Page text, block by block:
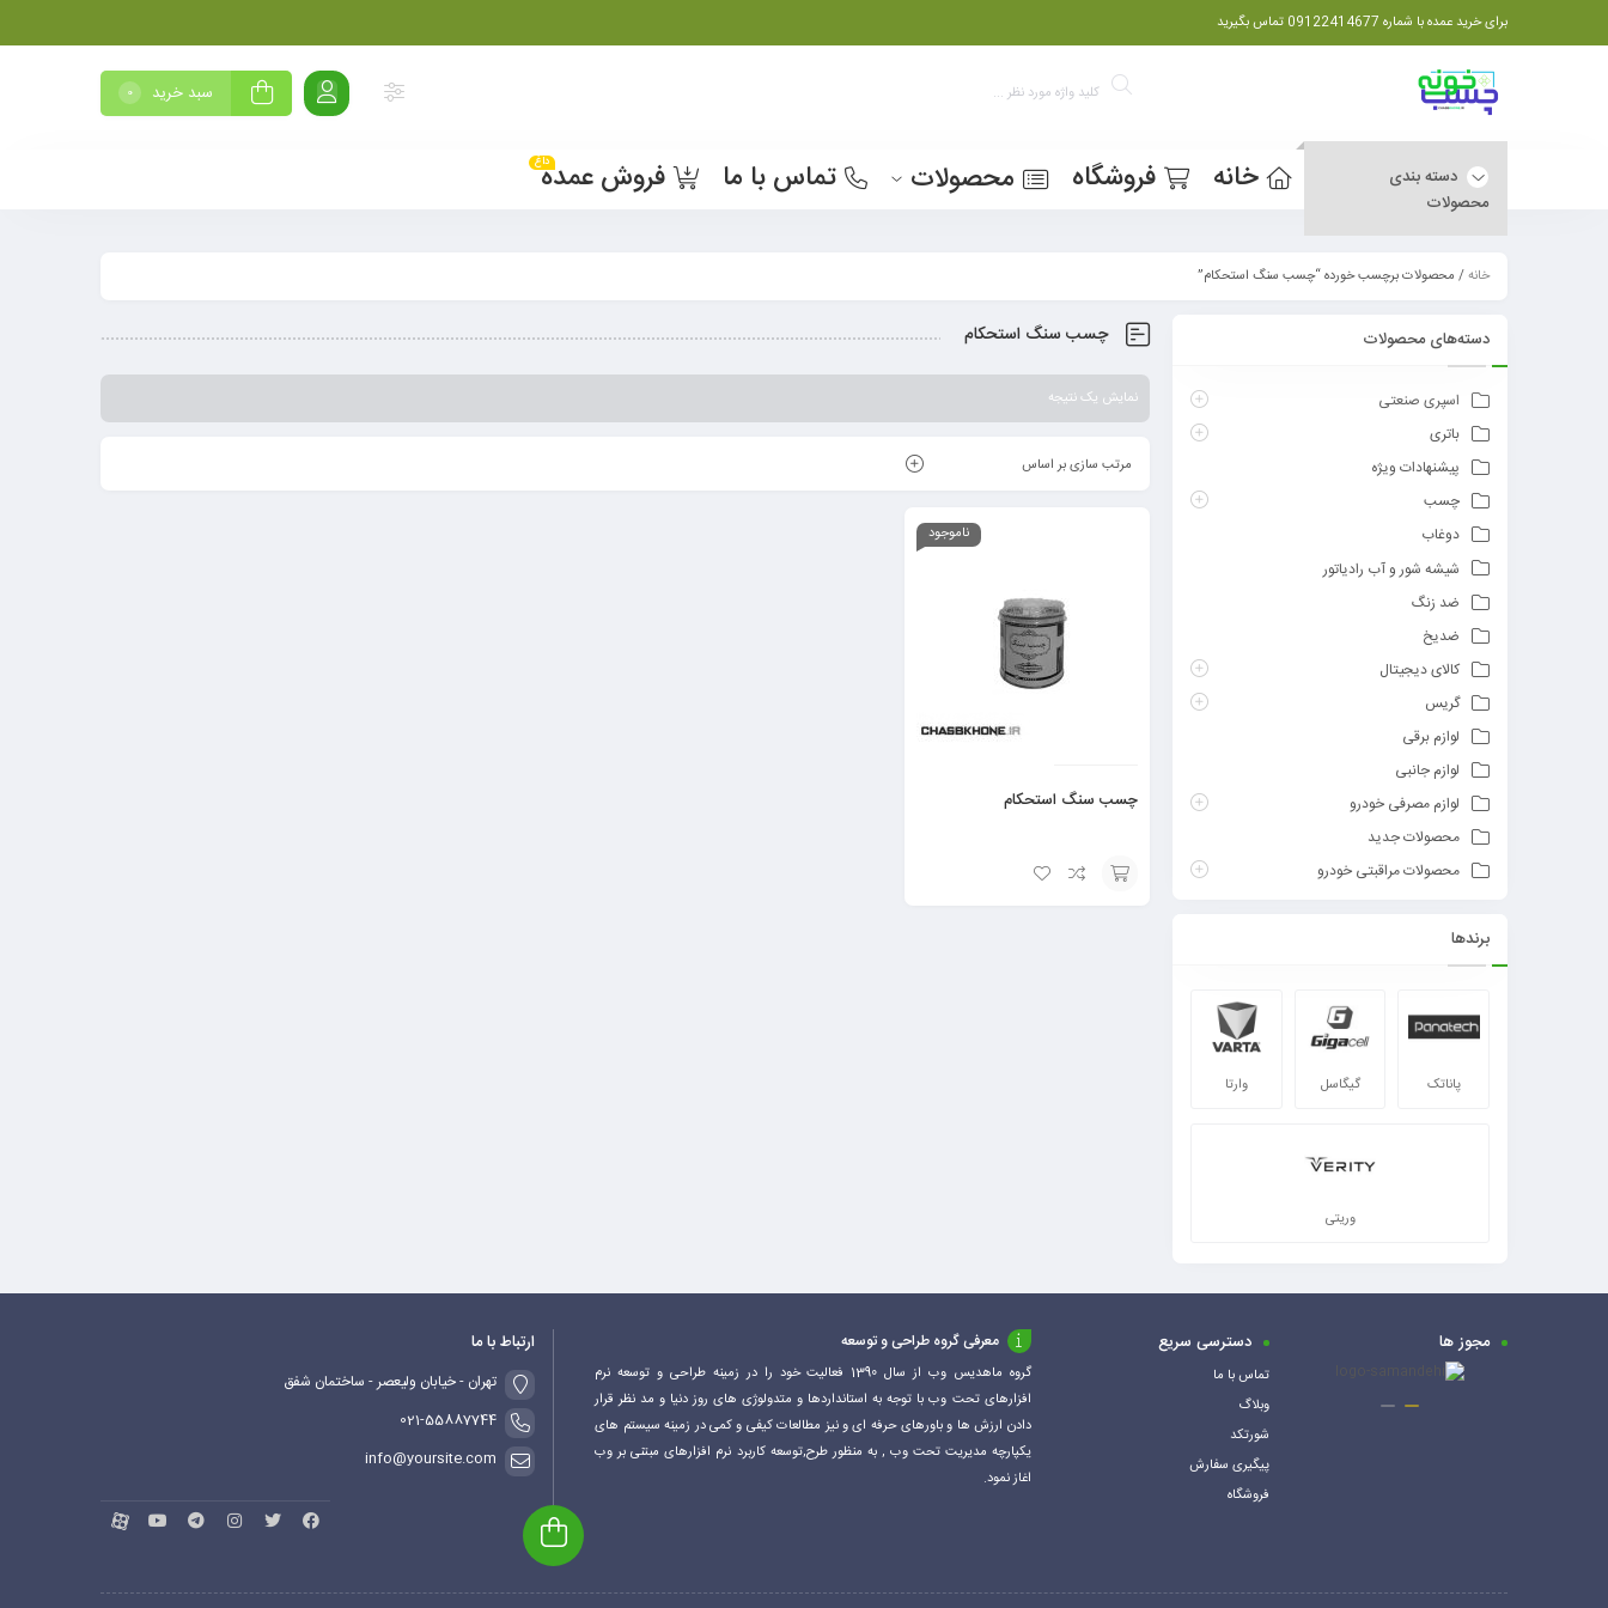
برای خرید عمده با شماره 09122414677 تماس بگیرید
سبد خرید 0
دسته بندی
محصولات
خانه فروشگاه محصولات تماس با ما فروش عمدهداغ
خانه/ محصولات برچسب خورده “چسب سنگ استحکام”
چسب سنگ استحکام
نمایش یک نتیجه
مرتب سازی بر اساس
ناموجود
چسب سنگ استحکام
دسته‌های محصولات
اسپری صنعتی
باتری
پیشنهادات ویژه
چسب
دوغاب
شیشه شور و آب رادیاتور
ضد زنگ
ضدیخ
کالای دیجیتال
گریس
لوازم برقی
لوازم جانبی
لوازم مصرفی خودرو
محصولات جدید
محصولات مراقبتی خودرو
برندها
پاناتک گیگاسل وارتا
وریتی
مجوز ها دسترسی سریع
تماس با ما
وبلاگ
شورتکد
پیگیری سفارش
فروشگاه
معرفی گروه طراحی و توسعه
گروه ماهدیس وب از سال 1390 فعالیت خود را در زمینه طراحی و توسعه نرم
افزارهای تحت وب با توجه به استانداردها و متدولوژی های روز دنیا و مد نظر قرار
دادن ارزش ها و باورهای حرفه ای و نیز مطالعات کیفی و کمی در زمینه سیستم های
یکپارچه مدیریت تحت وب , به منظور طرح,توسعه کاربرد نرم افزارهای مبتنی بر وب
اغاز نمود.
ارتباط با ما
تهران - خیابان ولیعصر - ساختمان شفق
021-55887744
info@yoursite.com